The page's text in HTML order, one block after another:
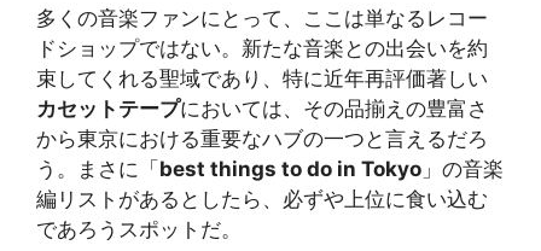
多くの音楽ファンにとって、ここは単なるレコー
ドショップではない。新たな音楽との出会いを約
束してくれる聖域であり、特に近年再評価著しい
カセットテープにおいては、その品揃えの豊富さ
から東京における重要なハブの一つと言えるだろ
う。まさに「 best things to do in Tokyo 」の音楽
編リストがあるとしたら、必ずや上位に食い込む
であろうスポットだ。